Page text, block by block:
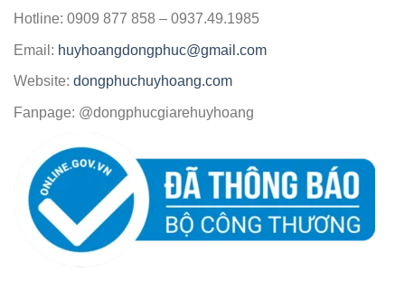
Hotline: 0909 877 858 – 0937.49.1985
Email: huyhoangdongphuc@gmail.com
Website: dongphuchuyhoang.com
Fanpage: @dongphucgiarehuyhoang